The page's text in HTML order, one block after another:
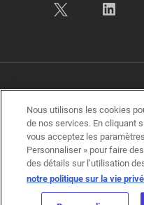
Plan d’accessibilité |
Société canadienne
Nous utilisons les cookies
de nos services. En cliquant
vous acceptez les
Personnaliser » pour faire
des détails sur l’utilisation
notre politique sur la vie